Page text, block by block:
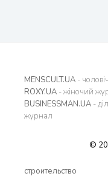
MENSCULT.UA -
ROXY.UA - жіночий
BUSINESSMAN.UA -
журнал
©
строительство